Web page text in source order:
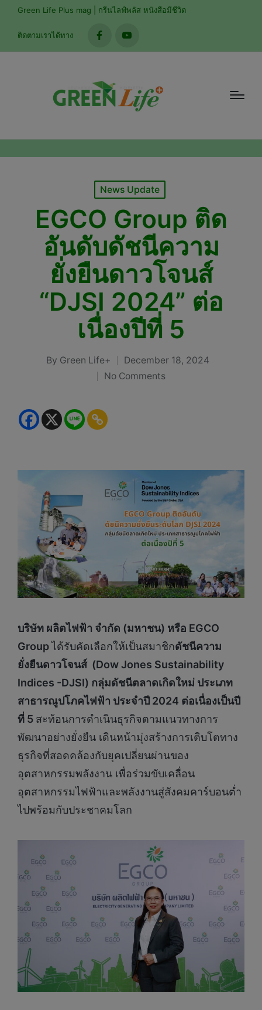
Green Life Plus mag | กรีนไลฟ์พลัส หนังสือมีชีวิต
ติดตามเราได้ทาง
facebookyoutube
Posted
News Update
EGCO Group ติด
อันดับดัชนีความ
ยั่งยืนดาวโจนส์
“DJSI 2024” ต่อ
เนื่องปีที่ 5
Posted
By Green Life+
December 18, 2024
No Comments
บริษัท ผลิตไฟฟ้า จำกัด (มหาชน) หรือ EGCO
Groupได้รับคัดเลือกให้เป็นสมาชิกดัชนีความ
ยั่งยืนดาวโจนส์ (Dow Jones Sustainability
Indices -DJSI) กลุ่มดัชนีตลาดเกิดใหม่ ประเภท
สาธารณูปโภคไฟฟ้า ประจำปี 2024 ต่อเนื่องเป็นปี
ที่ 5 สะท้อนการดำเนินธุรกิจตามแนวทางการ
พัฒนาอย่างยั่งยืน เดินหน้ามุ่งสร้างการเติบโตทาง
ธุรกิจที่สอดคล้องกับยุคเปลี่ยนผ่านของ
อุตสาหกรรมพลังงาน เพื่อร่วมขับเคลื่อน
อุตสาหกรรมไฟฟ้าและพลังงานสู่สังคมคาร์บอนต่ำ
ไปพร้อมกับประชาคมโลก
modal-check